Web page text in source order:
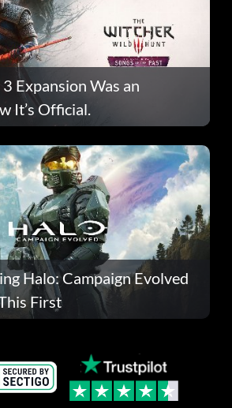
Expansion Was an
It’s Official.
Halo: Campaign Evolved
First